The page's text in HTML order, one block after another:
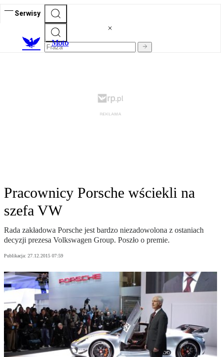
Serwisy
Moto
Pracownicy Porsche wściekli na
szefa VW
Rada zakładowa Porsche jest bardzo niezadowolona z ostaniach
decyzji prezesa Volkswagen Group. Poszło o premie.
Publikacja: 27.12.2015 07:59